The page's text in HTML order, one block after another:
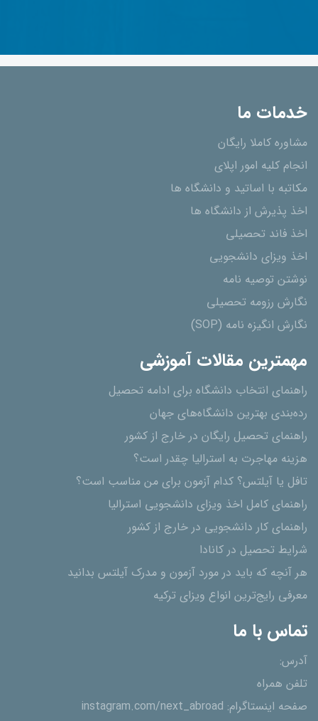
خدمات ما
مشاوره کاملا رایگان
انجام کلیه امور اپلای
مکاتبه با اساتید و دانشگاه ها
اخذ پذیرش از دانشگاه ھا
اخذ فاند تحصیلی
اخذ ویزای دانشجویی
نوشتن توصیه نامه
نگارش رزومه تحصیلی
نگارش انگیزه نامه (SOP)
مهمترین مقالات آموزشی
راهنمای انتخاب دانشگاه برای ادامه تحصیل
رده‌بندی بهترین دانشگاه‌های جهان
راهنمای تحصیل رایگان در خارج از کشور
هزینه مهاجرت به استرالیا چقدر است؟
تافل یا آیلتس؟ کدام آزمون برای من مناسب است؟
راهنمای کامل اخذ ویزای دانشجویی استرالیا
راهنمای کار دانشجویی در خارج از کشور
شرایط تحصیل در کانادا
هر آنچه که باید در مورد آزمون و مدرک آیلتس بدانید
معرفی رایج‌ترین انواع ویزای ترکیه
تماس با ما
آدرس:
تلفن همراه
صفحه اینستاگرام: instagram.com/next_abroad